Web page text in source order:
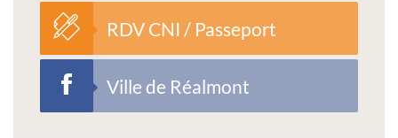
RDV CNI / Passeport
Ville de Réalmont